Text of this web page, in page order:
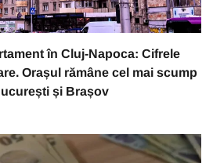
în Cluj-Napoca: Cifrele
Orașul rămâne cel mai scump
și Brașov